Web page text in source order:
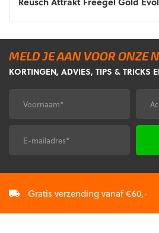
MELD JE AAN VOOR ONZE
KORTINGEN, ADVIES, TIPS & TRICKS
Voornaam*
Gratis verzending vanaf €60,-